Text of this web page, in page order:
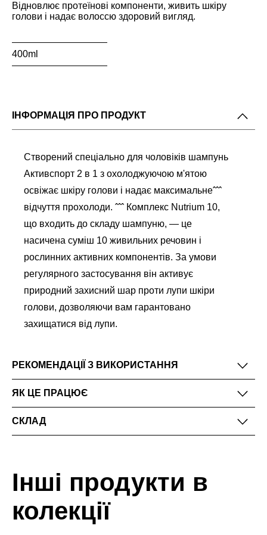
Відновлює протеїнові компоненти, живить шкіру
голови і надає волоссю здоровий вигляд.
400ml
ІНФОРМАЦІЯ ПРО ПРОДУКТ
Створений спеціально для чоловіків шампунь
Активспорт 2 в 1 з охолоджуючою м'ятою
освіжає шкіру голови і надає максимальнеˆˆˆ
відчуття прохолоди. ˆˆˆ Комплекс Nutrium 10,
що входить до складу шампуню, — це
насичена суміш 10 живильних речовин і
рослинних активних компонентів. За умови
регулярного застосування він активує
природний захисний шар проти лупи шкіри
голови, дозволяючи вам гарантовано
захищатися від лупи.
РЕКОМЕНДАЦІЇ З ВИКОРИСТАННЯ
ЯК ЦЕ ПРАЦЮЄ
СКЛАД
Інші продукти в
колекції